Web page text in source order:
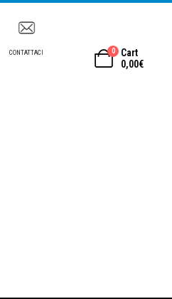
CONTATTACI 0
Cart
0,00€